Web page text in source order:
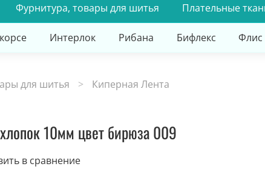
Фурнитура, товары для шитья Плательные
Интерлок Рибана Бифлекс Флис
для шитья Киперная Лента
10мм цвет бирюза 009
в сравнение